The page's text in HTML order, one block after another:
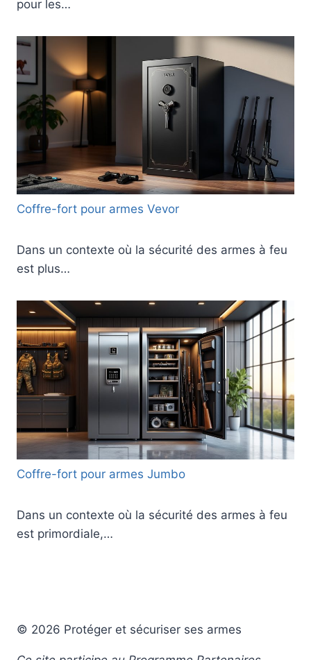
pour les…
Coffre-fort pour armes Vevor
Dans un contexte où la sécurité des armes à feu
est plus…
Coffre-fort pour armes Jumbo
Dans un contexte où la sécurité des armes à feu
est primordiale,…
© 2026 Protéger et sécuriser ses armes